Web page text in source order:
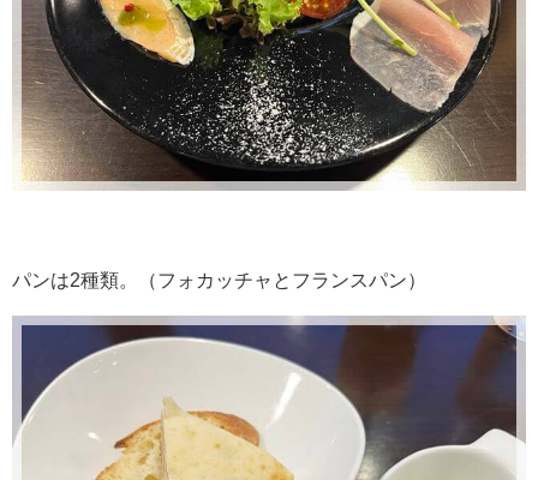
パンは2種類。（フォカッチャとフランスパン）